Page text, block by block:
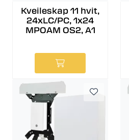
Kveileskap 11 hvit,
24xLC/PC, 1x24
MPOAM OS2, A1